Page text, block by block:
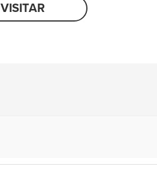
VISITAR